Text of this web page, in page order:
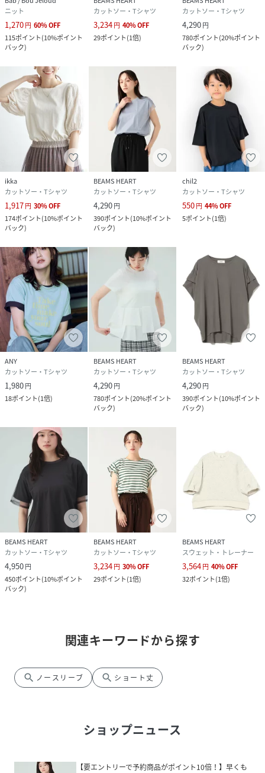
ニット
1,270円 60%OFF
115ポイント(10%ポイント
バック)
カットソー・Tシャツ
3,234円 40%OFF
29ポイント(1倍)
カットソー・Tシャツ
4,290円
780ポイント(20%ポイント
バック)
ikka
カットソー・Tシャツ
1,917円 30%OFF
174ポイント(10%ポイント
バック)
BEAMS HEART
カットソー・Tシャツ
4,290円
390ポイント(10%ポイント
バック)
chil2
カットソー・Tシャツ
550円 44%OFF
5ポイント(1倍)
ANY
カットソー・Tシャツ
1,980円
18ポイント(1倍)
BEAMS HEART
カットソー・Tシャツ
4,290円
780ポイント(20%ポイント
バック)
BEAMS HEART
カットソー・Tシャツ
4,290円
390ポイント(10%ポイント
バック)
BEAMS HEART
カットソー・Tシャツ
4,950円
450ポイント(10%ポイント
バック)
BEAMS HEART
カットソー・Tシャツ
3,234円 30%OFF
29ポイント(1倍)
BEAMS HEART
スウェット・トレーナー
3,564円 40%OFF
32ポイント(1倍)
関連キーワードから探す
search ノースリーブ search ショート丈
ショップニュース
【要エントリーで予約商品がポイント10倍！】早くも